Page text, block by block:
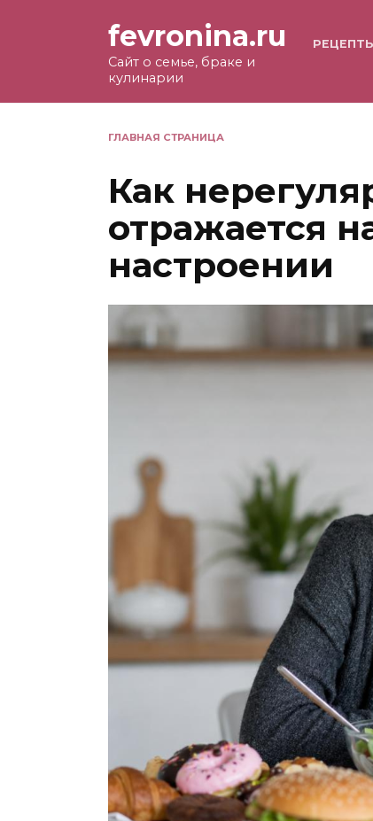
fevronina.ru
Сайт о семье, браке и
кулинарии
ГЛАВНАЯ СТРАНИЦА
Как
отражается
настроении